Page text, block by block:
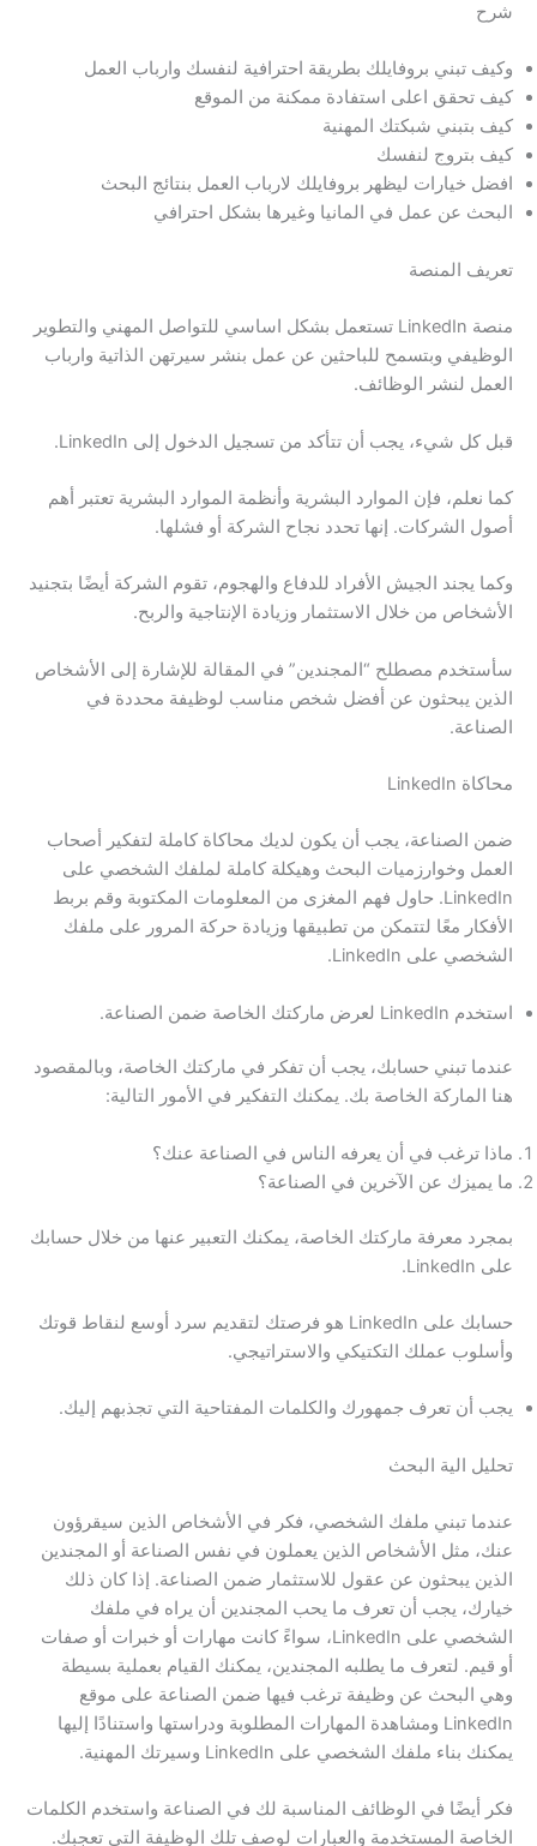
شرح
وكيف تبني بروفايلك بطريقة احترافية لنفسك وارباب العمل
كيف تحقق اعلى استفادة ممكنة من الموقع
كيف بتبني شبكتك المهنية
كيف بتروج لنفسك
افضل خيارات ليظهر بروفايلك لارباب العمل بنتائج البحث
البحث عن عمل في المانيا وغيرها بشكل احترافي
تعريف المنصة
منصة LinkedIn تستعمل بشكل اساسي للتواصل المهني والتطوير
الوظيفي وبتسمح للباحثين عن عمل بنشر سيرتهن الذاتية وارباب
العمل لنشر الوظائف.
قبل كل شيء، يجب أن تتأكد من تسجيل الدخول إلى LinkedIn.
كما نعلم، فإن الموارد البشرية وأنظمة الموارد البشرية تعتبر أهم
أصول الشركات. إنها تحدد نجاح الشركة أو فشلها.
وكما يجند الجيش الأفراد للدفاع والهجوم، تقوم الشركة أيضًا بتجنيد
الأشخاص من خلال الاستثمار وزيادة الإنتاجية والربح.
سأستخدم مصطلح “المجندين” في المقالة للإشارة إلى الأشخاص
الذين يبحثون عن أفضل شخص مناسب لوظيفة محددة في
الصناعة.
محاكاة LinkedIn
ضمن الصناعة، يجب أن يكون لديك محاكاة كاملة لتفكير أصحاب
العمل وخوارزميات البحث وهيكلة كاملة لملفك الشخصي على
LinkedIn. حاول فهم المغزى من المعلومات المكتوبة وقم بربط
الأفكار معًا لتتمكن من تطبيقها وزيادة حركة المرور على ملفك
الشخصي على LinkedIn.
استخدم LinkedIn لعرض ماركتك الخاصة ضمن الصناعة.
عندما تبني حسابك، يجب أن تفكر في ماركتك الخاصة، وبالمقصود
هنا الماركة الخاصة بك. يمكنك التفكير في الأمور التالية:
ماذا ترغب في أن يعرفه الناس في الصناعة عنك؟
ما يميزك عن الآخرين في الصناعة؟
بمجرد معرفة ماركتك الخاصة، يمكنك التعبير عنها من خلال حسابك
على LinkedIn.
حسابك على LinkedIn هو فرصتك لتقديم سرد أوسع لنقاط قوتك
وأسلوب عملك التكتيكي والاستراتيجي.
يجب أن تعرف جمهورك والكلمات المفتاحية التي تجذبهم إليك.
تحليل الية البحث
عندما تبني ملفك الشخصي، فكر في الأشخاص الذين سيقرؤون
عنك، مثل الأشخاص الذين يعملون في نفس الصناعة أو المجندين
الذين يبحثون عن عقول للاستثمار ضمن الصناعة. إذا كان ذلك
خيارك، يجب أن تعرف ما يحب المجندين أن يراه في ملفك
الشخصي على LinkedIn، سواءً كانت مهارات أو خبرات أو صفات
أو قيم. لتعرف ما يطلبه المجندين، يمكنك القيام بعملية بسيطة
وهي البحث عن وظيفة ترغب فيها ضمن الصناعة على موقع
LinkedIn ومشاهدة المهارات المطلوبة ودراستها واستنادًا إليها
يمكنك بناء ملفك الشخصي على LinkedIn وسيرتك المهنية.
فكر أيضًا في الوظائف المناسبة لك في الصناعة واستخدم الكلمات
الخاصة المستخدمة والعبارات لوصف تلك الوظيفة التي تعجبك.